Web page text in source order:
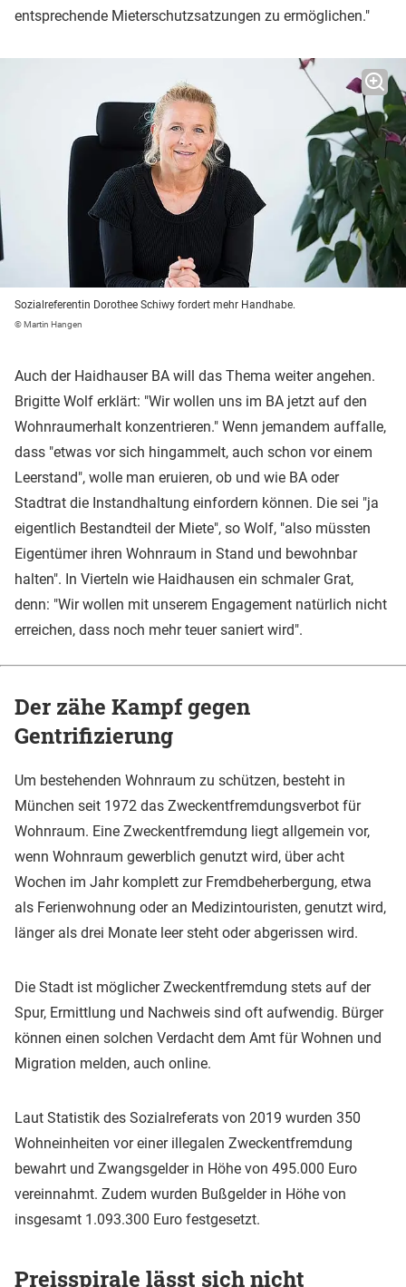
entsprechende Mieterschutzsatzungen zu ermöglichen."
Sozialreferentin Dorothee Schiwy fordert mehr Handhabe.
© Martin Hangen
Auch der Haidhauser BA will das Thema weiter angehen.
Brigitte Wolf erklärt: "Wir wollen uns im BA jetzt auf den
Wohnraumerhalt konzentrieren." Wenn jemandem auffalle,
dass "etwas vor sich hingammelt, auch schon vor einem
Leerstand", wolle man eruieren, ob und wie BA oder
Stadtrat die Instandhaltung einfordern können. Die sei "ja
eigentlich Bestandteil der Miete", so Wolf, "also müssten
Eigentümer ihren Wohnraum in Stand und bewohnbar
halten". In Vierteln wie Haidhausen ein schmaler Grat,
denn: "Wir wollen mit unserem Engagement natürlich nicht
erreichen, dass noch mehr teuer saniert wird".
Der zähe Kampf gegen
Gentrifizierung
Um bestehenden Wohnraum zu schützen, besteht in
München seit 1972 das Zweckentfremdungsverbot für
Wohnraum. Eine Zweckentfremdung liegt allgemein vor,
wenn Wohnraum gewerblich genutzt wird, über acht
Wochen im Jahr komplett zur Fremdbeherbergung, etwa
als Ferienwohnung oder an Medizintouristen, genutzt wird,
länger als drei Monate leer steht oder abgerissen wird.
Die Stadt ist möglicher Zweckentfremdung stets auf der
Spur, Ermittlung und Nachweis sind oft aufwendig. Bürger
können einen solchen Verdacht dem Amt für Wohnen und
Migration melden, auch online.
Laut Statistik des Sozialreferats von 2019 wurden 350
Wohneinheiten vor einer illegalen Zweckentfremdung
bewahrt und Zwangsgelder in Höhe von 495.000 Euro
vereinnahmt. Zudem wurden Bußgelder in Höhe von
insgesamt 1.093.300 Euro festgesetzt.
Preisspirale lässt sich nicht